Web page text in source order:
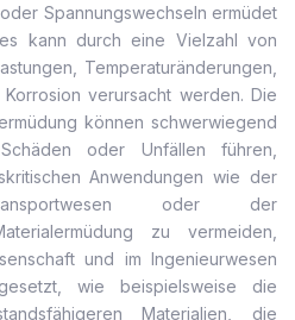
Spannungswechseln ermüdet
kann durch eine Vielzahl von
Temperaturänderungen,
verursacht werden. Die
können schwerwiegend
oder Unfällen führen,
Anwendungen wie der
oder der
zu vermeiden,
und im Ingenieurwesen
wie beispielsweise die
Materialien, die